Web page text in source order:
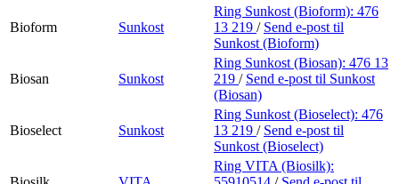
Bioform Sunkost
Ring Sunkost (Bioform): 476
13 219 / Send e-post til
Sunkost (Bioform)
Biosan Sunkost
Ring Sunkost (Biosan): 476 13
219 / Send e-post til Sunkost
(Biosan)
Bioselect Sunkost
Ring Sunkost (Bioselect): 476
13 219 / Send e-post til
Sunkost (Bioselect)
Ring VITA (Biosilk):